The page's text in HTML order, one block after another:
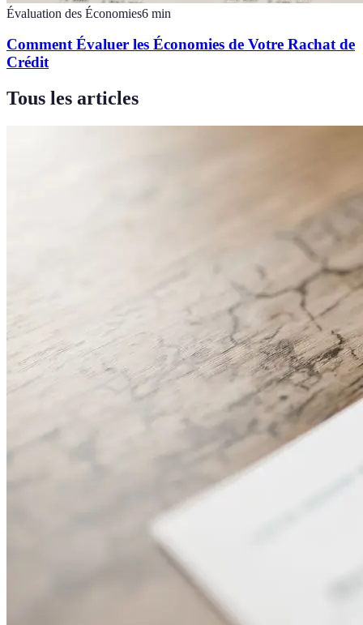
Évaluation des Économies6 min
Comment Évaluer les Économies de Votre Rachat de
Crédit
Tous les articles